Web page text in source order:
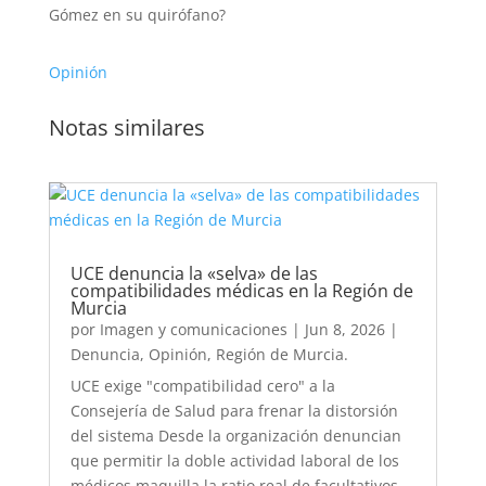
Gómez en su quirófano?
Opinión
Notas similares
UCE denuncia la «selva» de las
compatibilidades médicas en la Región de
Murcia
por Imagen y comunicaciones | Jun 8, 2026|
Denuncia, Opinión, Región de Murcia.
UCE exige "compatibilidad cero" a la
Consejería de Salud para frenar la distorsión
del sistema Desde la organización denuncian
que permitir la doble actividad laboral de los